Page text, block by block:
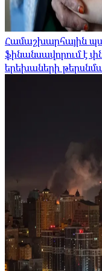
Համաշխարհային
ֆինանսավորում է
երեխաների